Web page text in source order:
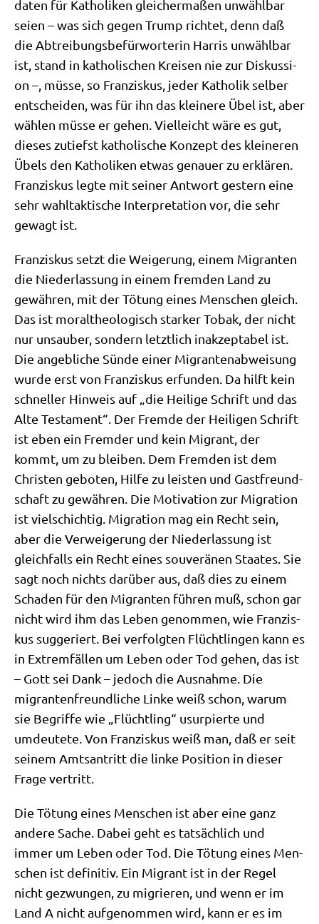
da­ten für Katho­li­ken glei­cher­ma­ßen unwähl­bar
sei­en – was sich gegen Trump rich­tet, denn daß
die Abtrei­bungs­be­für­wor­te­rin Har­ris unwähl­bar
ist, stand in katho­li­schen Krei­sen nie zur Dis­kus­si­
on –, müs­se, so Fran­zis­kus, jeder Katho­lik sel­ber
ent­schei­den, was für ihn das klei­ne­re Übel ist, aber
wäh­len müs­se er gehen. Viel­leicht wäre es gut,
die­ses zutiefst katho­li­sche Kon­zept des klei­ne­ren
Übels den Katho­li­ken etwas genau­er zu erklä­ren.
Fran­zis­kus leg­te mit sei­ner Ant­wort gestern eine
sehr wahl­tak­ti­sche Inter­pre­ta­ti­on vor, die sehr
gewagt ist.
Fran­zis­kus setzt die Wei­ge­rung, einem Migran­ten
die Nie­der­las­sung in einem frem­den Land zu
gewäh­ren, mit der Tötung eines Men­schen gleich.
Das ist moral­theo­lo­gisch star­ker Tobak, der nicht
nur unsau­ber, son­dern letzt­lich inak­zep­ta­bel ist.
Die angeb­li­che Sün­de einer Migran­ten­ab­wei­sung
wur­de erst von Fran­zis­kus erfun­den. Da hilft kein
schnel­ler Hin­weis auf „die Hei­li­ge Schrift und das
Alte Testa­ment“. Der Frem­de der Hei­li­gen Schrift
ist eben ein Frem­der und kein Migrant, der
kommt, um zu blei­ben. Dem Frem­den ist dem
Chri­sten gebo­ten, Hil­fe zu lei­sten und Gast­freund­
schaft zu gewäh­ren. Die Moti­va­ti­on zur Migra­ti­on
ist viel­schich­tig. Migra­ti­on mag ein Recht sein,
aber die Ver­wei­ge­rung der Nie­der­las­sung ist
gleich­falls ein Recht eines sou­ve­rä­nen Staa­tes. Sie
sagt noch nichts dar­über aus, daß dies zu einem
Scha­den für den Migran­ten füh­ren muß, schon gar
nicht wird ihm das Leben genom­men, wie Fran­zis­
kus sug­ge­riert. Bei ver­folg­ten Flücht­lin­gen kann es
in Extrem­fäl­len um Leben oder Tod gehen, das ist
– Gott sei Dank – jedoch die Aus­nah­me. Die
migran­ten­freund­li­che Lin­ke weiß schon, war­um
sie Begrif­fe wie „Flücht­ling“ usur­pier­te und
umdeu­te­te. Von Fran­zis­kus weiß man, daß er seit
sei­nem Amts­an­tritt die lin­ke Posi­ti­on in die­ser
Fra­ge vertritt.
Die Tötung eines Men­schen ist aber eine ganz
ande­re Sache. Dabei geht es tat­säch­lich und
immer um Leben oder Tod. Die Tötung eines Men­
schen ist defi­ni­tiv. Ein Migrant ist in der Regel
nicht gezwun­gen, zu migrie­ren, und wenn er im
Land A nicht auf­ge­nom­men wird, kann er es im